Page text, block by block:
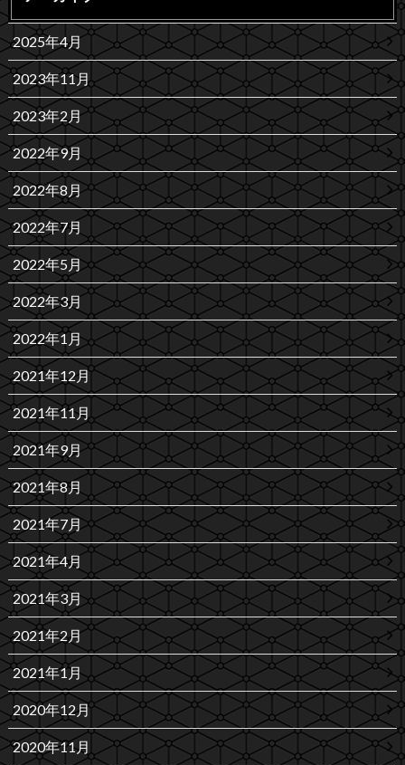
2025年4月
2023年11月
2023年2月
2022年9月
2022年8月
2022年7月
2022年5月
2022年3月
2022年1月
2021年12月
2021年11月
2021年9月
2021年8月
2021年7月
2021年4月
2021年3月
2021年2月
2021年1月
2020年12月
2020年11月